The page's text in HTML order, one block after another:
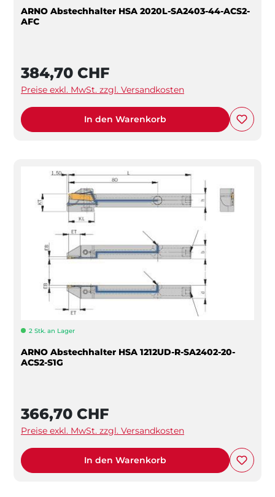
ARNO Abstechhalter HSA 2020L-SA2403-44-ACS2-
AFC
384,70 CHF
Preise exkl. MwSt. zzgl. Versandkosten
In den Warenkorb
2 Stk. an Lager
ARNO Abstechhalter HSA 1212UD-R-SA2402-20-
ACS2-S1G
366,70 CHF
Preise exkl. MwSt. zzgl. Versandkosten
In den Warenkorb